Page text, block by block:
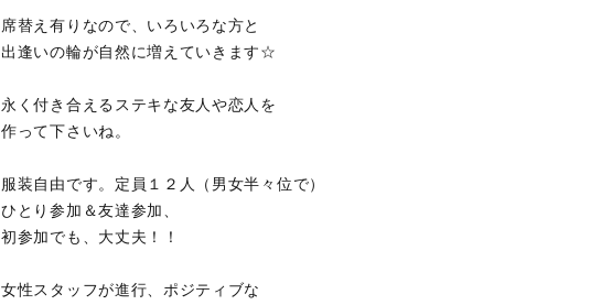
席替え有りなので、いろいろな方と
出逢いの輪が自然に増えていきます☆
永く付き合えるステキな友人や恋人を
作って下さいね。
服装自由です。定員１２人（男女半々位で）
ひとり参加＆友達参加、
初参加でも、大丈夫！！
女性スタッフが進行、ポジティブな